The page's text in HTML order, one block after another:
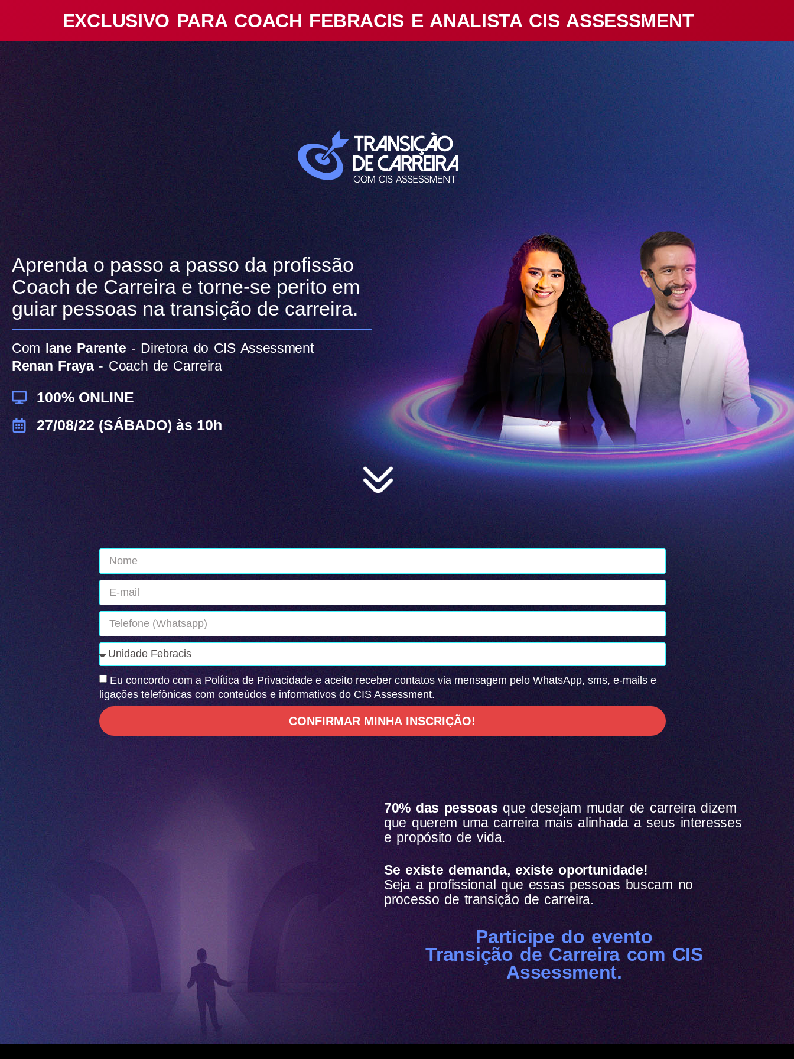
EXCLUSIVO PARA COACH FEBRACIS E ANALISTA CIS ASSESSMENT
Aprenda o passo a passo da profissão
Coach de Carreira e torne-se perito em
guiar pessoas na transição de carreira.
ComIane Parente - Diretora do CIS Assessment
Renan Fraya- Coach de Carreira
100% ONLINE
27/08/22 (SÁBADO) às 10h
Eu concordo com a Política de Privacidade e aceito receber contatos via mensagem pelo WhatsApp, sms, e-mails e
ligações telefônicas com conteúdos e informativos do CIS Assessment.
CONFIRMAR MINHA INSCRIÇÃO!
70% das pessoas que desejam mudar de carreira dizem
que querem uma carreira mais alinhada a seus interesses
e propósito de vida.
Se existe demanda, existe oportunidade!
Seja a profissional que essas pessoas buscam no
processo de transição de carreira.
Participe do evento
Transição de Carreira com CIS
Assessment.